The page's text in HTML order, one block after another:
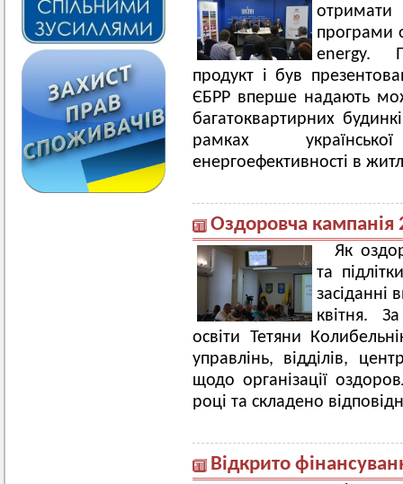
програми
energy.
продукт і був
ЄБРР вперше надають
багатоквартирних
рамках
енергоефективності в
Оздоровча кампанія
Як
та
засіданні
квітня.
освіти Тетяни
управлінь, відділів,
щодо організації
році та складено
Відкрито